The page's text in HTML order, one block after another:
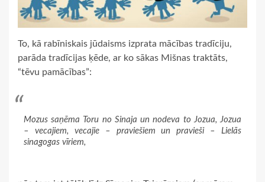
To, kā rabīniskais jūdaisms izprata mācības tradīciju,
parāda tradīcijas ķēde, ar ko sākas Mišnas traktāts,
“tēvu pamācības”:
Mozus saņēma Toru no Sinaja un nodeva to Jozua, Jozua
– vecajiem, vecajie – praviešiem un pravieši – Lielās
sinagogas vīriem,